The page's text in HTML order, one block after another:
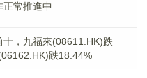
正常推進中
十，九福來(08611.HK)跌
跌18.44%